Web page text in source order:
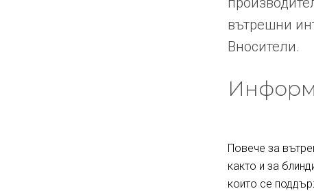
вътрешни
Вносители.
Повече за
както и за
които се